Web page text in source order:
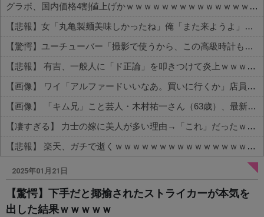
グラボ、国内価格4割値上げかｗｗｗｗｗｗｗｗｗｗｗｗｗｗｗｗ
【悲報】女「丸亀製麺美味しかったね」俺「また来ようよ」店員「お会計2380円になりまーす」→その後『こう』なったんだが俺悪くないよな？？？？？？？？
【驚愕】ユーチューバー「撮影で使うから、この高級時計も車もぜ～んぶ経費でタダ！ｗ」←まさかコレ本気にしてる奴なんておらんよな？よな？w w w w w w w w w w w
【悲報】 有吉、一般人に「ド正論」を叩きつけて炎上ｗｗｗｗｗｗｗｗ
【画像】 ワイ「アルファードいいなあ。買いに行くか」店員「ほいっ見積もりな！」ワイ「金額おかしくね？」←お前らもそう思うよな？？？？？
【画像】 「キム兄」こと芸人・木村祐一さん（63歳）、最新の松本人志さんとのツーショットが完全に別人だとネット騒然！ 「マジで誰かわからん」...
【凄すぎる】 力士の嫁に美人が多い理由→「これ」だったｗｗｗｗｗｗｗ
【悲報】 楽天、ガチで逝くｗｗｗｗｗｗｗｗｗｗｗｗｗｗｗｗｗｗｗｗ
Powered by livedoor 相互RSS
2025年01月21日
【驚愕】下手だと揶揄されたストライカーが本気を
出した結果ｗｗｗｗｗ